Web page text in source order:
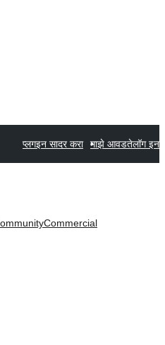
प्लगइन सादर करा माझे आवडतेलॉग इन
Commercial